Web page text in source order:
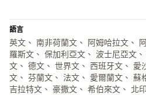
語言
英文、 南非荷蘭文、 阿姆哈拉文、
羅斯文、 保加利亞文、 波士尼亞文
文、 德文、 世界文、 西班牙文、 愛
文、 芬蘭文、 法文、 愛爾蘭文、 蘇
吉拉特文、 豪撒文、 希伯來文、 北